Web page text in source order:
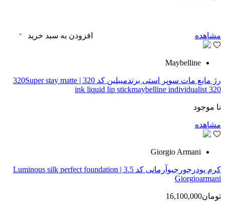
مشاهده افزودن به سبد خرید
Maybelline
رژ مایع مات سوپر استی‌ برندمیبلین کد 320 | 320Super stay matte
ink liquid lip stickmaybelline individualist 320
نا موجود
مشاهده
Giorgio Armani
کرم پودرجورجیوآرمانی کد 3.5 | Luminous silk perfect foundation
Giorgioarmani
تومان16,100,000